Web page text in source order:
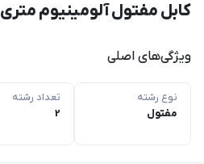
کابل مفتول آلومینیوم متری 2 در 25 ایوان
ویژگی‌های اصلی
نوع رشته
مفتول
تعداد رشته
2